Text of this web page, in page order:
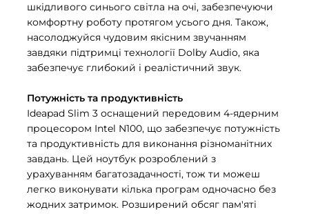
шкідливого синього світла на очі, забезпечуючи
комфортну роботу протягом усього дня. Також,
насолоджуйся чудовим якісним звучанням
завдяки підтримці технології Dolby Audio, яка
забезпечує глибокий і реалістичний звук.
Потужність та продуктивність
Ideapad Slim 3 оснащений передовим 4-ядерним
процесором Intel N100, що забезпечує потужність
та продуктивність для виконання різноманітних
завдань. Цей ноутбук розроблений з
урахуванням багатозадачності, тож ти можеш
легко виконувати кілька програм одночасно без
жодних затримок. Розширений обсяг пам'яті